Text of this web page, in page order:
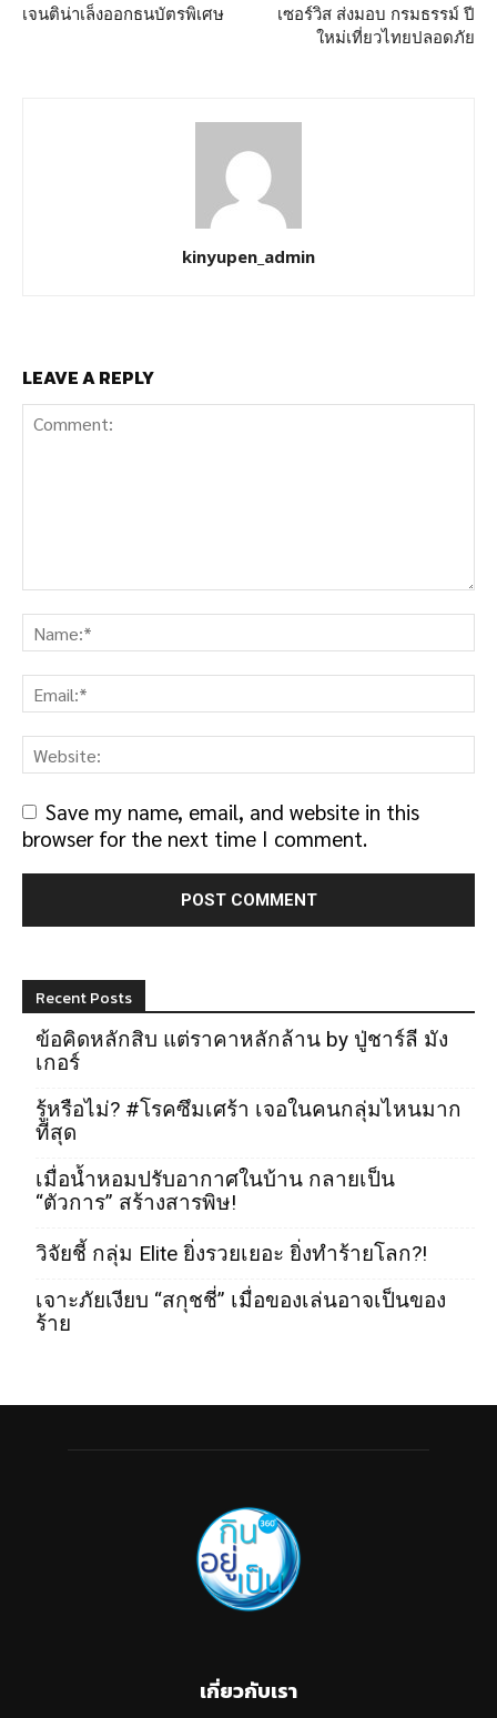
เจนติน่าเล็งออกธนบัตรพิเศษ
เซอร์วิส ส่งมอบ กรมธรรม์ ปี
ใหม่เที่ยวไทยปลอดภัย
kinyupen_admin
LEAVE A REPLY
Save my name, email, and website in this
browser for the next time I comment.
Recent Posts
ข้อคิดหลักสิบ แต่ราคาหลักล้าน by ปู่ชาร์ลี มัง
เกอร์
รู้หรือไม่? #โรคซึมเศร้า เจอในคนกลุ่มไหนมาก
ที่สุด
เมื่อน้ำหอมปรับอากาศในบ้าน กลายเป็น
“ตัวการ” สร้างสารพิษ!
วิจัยชี้ กลุ่ม Elite ยิ่งรวยเยอะ ยิ่งทำร้ายโลก?!
เจาะภัยเงียบ “สกุชชี่” เมื่อของเล่นอาจเป็นของ
ร้าย
เกี่ยวกับเรา